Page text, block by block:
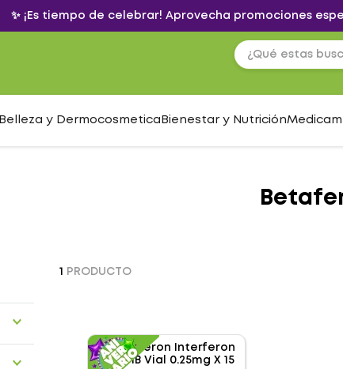
✨ ¡Es tiempo de celebrar! Aprovecha promociones
Belleza y Dermocosmetica Bienestar y Nutrición
1 PRODUCTO